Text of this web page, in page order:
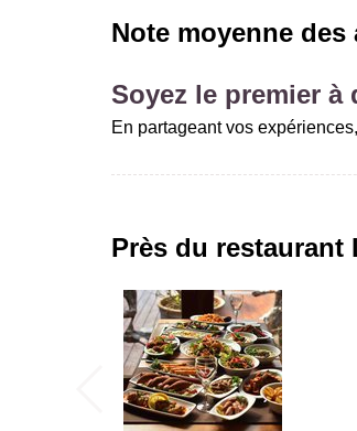
Note moyenne des
Soyez le premier
En partageant vos
Près du restaurant